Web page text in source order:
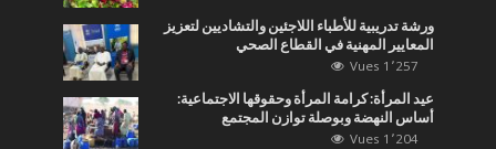
ورشة تدريبية للأطباء اللاجئين والتشاديين لتعزيز
المعايير المهنية في القطاع الصحي
1٬257 Vues
عيد المرأة: كرامة المرأة وحقوقها الاجتماعية:
أساس النهضة وبوصلة توازن المجتمع
1٬204 Vues